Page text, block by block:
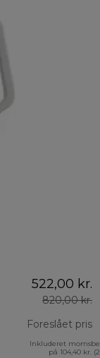
522,00 kr.
820,00 kr.
Foreslået pris
Inkluderet
på 104,40 kr.